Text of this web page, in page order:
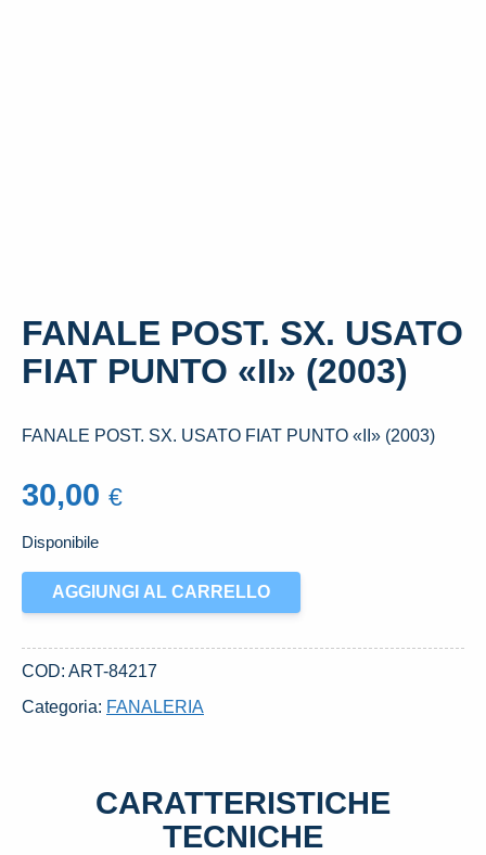
FANALE POST. SX. USATO
FIAT PUNTO «II» (2003)
FANALE POST. SX. USATO FIAT PUNTO «II» (2003)
30,00 €
Disponibile
FANALE
POST.
USATO
PUNTO
AGGIUNGI AL CARRELLO
COD: ART-84217
Categoria: FANALERIA
CARATTERISTICHE
TECNICHE